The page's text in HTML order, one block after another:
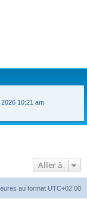
10:21 am
Aller à
au format UTC+02:00